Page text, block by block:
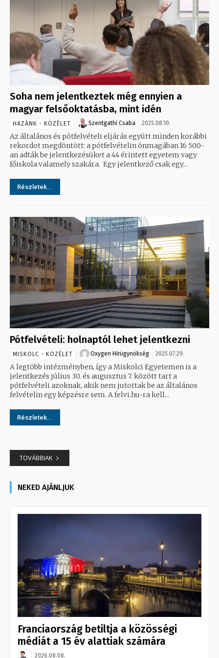
Soha nem jelentkeztek még ennyien a
magyar felsőoktatásba, mint idén
HAZÁNK - KÖZÉLET Szentgathi Csaba 2025.08.10.
Az általános és pótfelvételi eljárás együtt minden korábbi
rekordot megdöntött: a pótfelvételin önmagában 16 500-
an adták be jelentkezésüket a 44 érintett egyetem vagy
főiskola valamely szakára. Egy jelentkező csak egy...
Részletek...
Pótfelvételi: holnaptól lehet jelentkezni
MISKOLC - KÖZÉLET Oxygen Hirügynökség 2025.07.29.
A legtöbb intézményben, így a Miskolci Egyetemen is a
jelentkezés július 30. és augusztus 7. között tart a
pótfelvételi azoknak, akik nem jutottak be az általános
felvételin egy képzésre sem. A felvi.hu-ra kell...
Részletek...
TOVÁBBIAK
NEKED AJÁNLJUK
Franciaország betiltja a közösségi
médiát a 15 év alattiak számára
2026.08.08.